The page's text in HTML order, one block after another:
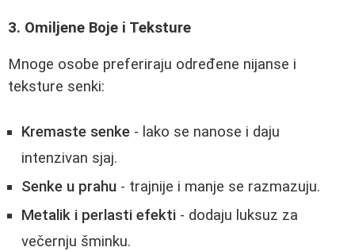
3. Omiljene Boje i Teksture
Mnoge osobe preferiraju određene nijanse i
teksture senki:
Kremaste senke - lako se nanose i daju
intenzivan sjaj.
Senke u prahu - trajnije i manje se razmazuju.
Metalik i perlasti efekti - dodaju luksuz za
večernju šminku.